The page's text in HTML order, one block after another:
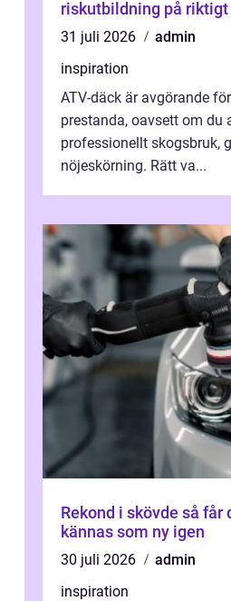
riskutbildning på
31 juli 2026
admin
inspiration
ATV-däck är avgörande
prestanda, oavsett om du
professionellt skogsbruk,
nöjeskörning. Rätt va...
Rekond i skövde så får du bilen att
kännas som ny igen
30 juli 2026
admin
inspiration